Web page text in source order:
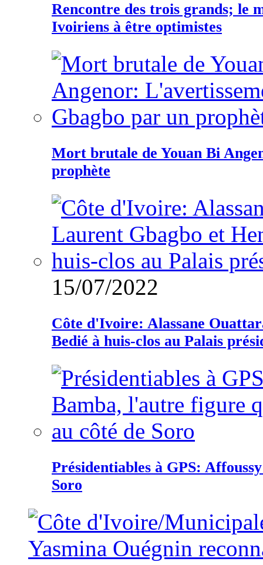
Rencontre des trois grands; le
Ivoiriens à être optimistes
Mort brutale de Youan Bi
prophète
15/07/2022
Côte d'Ivoire: Alassane
Bedié à huis-clos au Palais
Présidentiables à GPS:
Soro